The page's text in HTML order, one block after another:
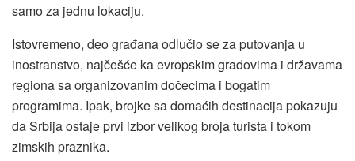
samo za jednu lokaciju.
Istovremeno, deo građana odlučio se za putovanja u
inostranstvo, najčešće ka evropskim gradovima i državama
regiona sa organizovanim dočecima i bogatim
programima. Ipak, brojke sa domaćih destinacija pokazuju
da Srbija ostaje prvi izbor velikog broja turista i tokom
zimskih praznika.